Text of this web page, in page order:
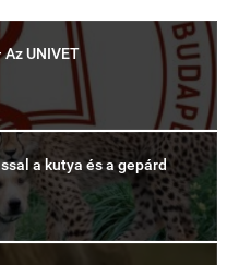
UNIVET
a kutya és a gepárd